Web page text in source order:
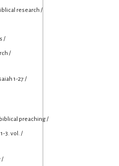
research /
/
/
1-27 /
preaching /
3. vol. /
/